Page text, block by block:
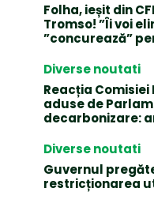
Folha, ieșit din
Tromso! ”Îi voi
”concurează”
Diverse noutati
Reacția
aduse de
decarbonizare:
Diverse noutati
Guvernul
restricționarea